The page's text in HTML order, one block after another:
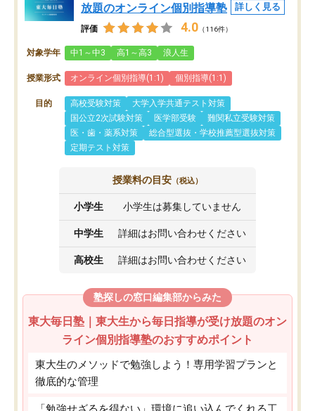
放題のオンライン個別指導塾
詳しく見る
評価 4.0 （116件）
対象学年 中1～中3 高1～高3 浪人生
授業形式 オンライン個別指導(1:1) 個別指導(1:1)
目的 高校受験対策
大学入学共通テスト対策
国公立2次試験対策
医学部受験
難関私立受験対策
医・歯・薬系対策
総合型選抜・学校推薦型選抜対策
定期テスト対策
授業料の目安 （税込）
小学生 小学生は募集していません
中学生 詳細はお問い合わせください
高校生 詳細はお問い合わせください
塾探しの窓口編集部からみた
東大毎日塾｜東大生から毎日指導が受け放題のオン
ライン個別指導塾のおすすめポイント
東大生のメソッドで勉強しよう！専用学習プランと
徹底的な管理